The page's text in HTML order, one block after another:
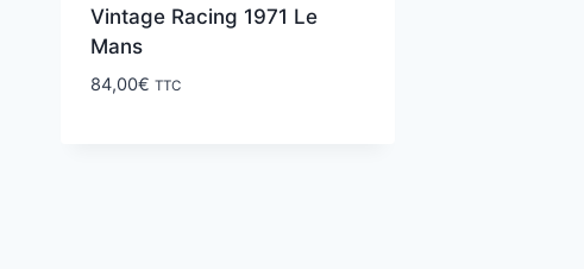
Vintage Racing 1971 Le
Mans
84,00€ TTC